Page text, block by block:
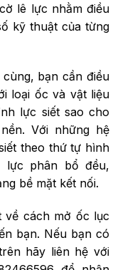
lê lực nhằm điều
kỹ thuật của từng
cùng, bạn cần điều
loại ốc và vật liệu
lực siết sao cho
Với những hệ
theo thứ tự hình
lực phân bổ đều,
bề mặt kết nối.
về cách mở ốc lục
bạn. Nếu bạn có
hãy liên hệ với